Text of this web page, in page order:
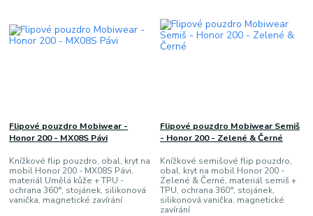
Flipové pouzdro Mobiwear -
Honor 200 - MX08S Pávi
Knížkové flip pouzdro, obal, kryt na
mobil Honor 200 - MX08S Pávi,
materiál Umělá kůže + TPU -
ochrana 360°, stojánek, silikonová
vanička, magnetické zavírání
Flipové pouzdro Mobiwear Semiš
- Honor 200 - Zelené & Černé
Knížkové semišové flip pouzdro,
obal, kryt na mobil Honor 200 -
Zelené & Černé, materiál semiš +
TPU, ochrana 360°, stojánek,
silikonová vanička, magnetické
zavírání